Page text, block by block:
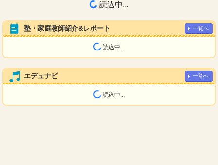
読込中...
塾・家庭教師紹介&レポート 一覧へ
読込中...
エデュナビ 一覧へ
読込中...